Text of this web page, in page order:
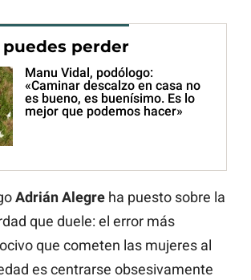
puedes perder
Manu Vidal, podólogo:
«Caminar descalzo en casa no
es bueno, es buenísimo. Es lo
mejor que podemos hacer»
Adrián Alegre ha puesto sobre la
que duele: el error más
que cometen las mujeres al
es centrarse obsesivamente